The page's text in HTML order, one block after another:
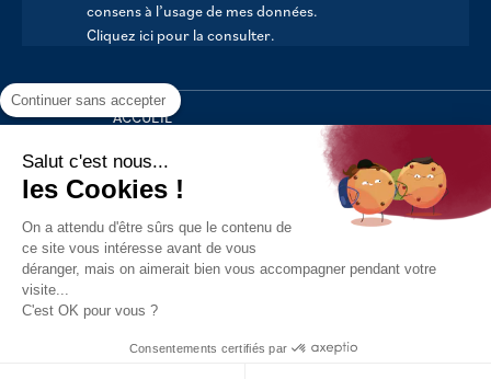
consens à l’usage de mes données.
Cliquez ici pour la consulter.
ACCUEIL
VOTRE MAIRIE
VOTRE QUOTIDIEN
AU FIL DE LA VIE
LOISIRS
S’INFORMER
Politique de confidentialité Mentions légales
Continuer sans accepter
Salut c'est nous...
les Cookies !
On a attendu d'être sûrs que le contenu de
ce site vous intéresse avant de vous
déranger, mais on aimerait bien vous accompagner pendant votre
visite...
C'est OK pour vous ?
Consentements certifiés par